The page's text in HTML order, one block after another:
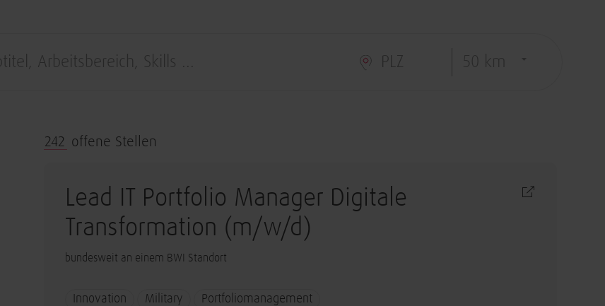
242 offene Stellen
Lead IT Portfolio Manager Digitale
Transformation (m/w/d)
bundesweit an einem BWI Standort
Innovation Military Portfoliomanagement